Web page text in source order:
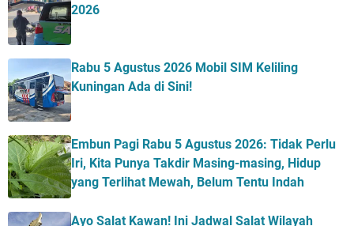
2026
Rabu 5 Agustus 2026 Mobil SIM Keliling
Kuningan Ada di Sini!
Embun Pagi Rabu 5 Agustus 2026: Tidak Perlu
Iri, Kita Punya Takdir Masing-masing, Hidup
yang Terlihat Mewah, Belum Tentu Indah
Ayo Salat Kawan! Ini Jadwal Salat Wilayah